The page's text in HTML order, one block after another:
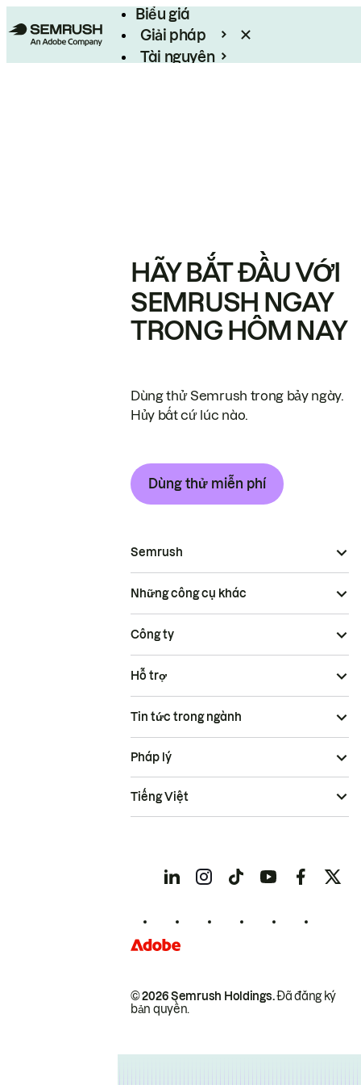
Biểu giá
Giải pháp
Tài nguyên
HÃY BẮT ĐẦU VỚI
SEMRUSH NGAY
TRONG HÔM NAY
Dùng thử Semrush trong bảy ngày.
Hủy bất cứ lúc nào.
Dùng thử miễn phí
Semrush
Những công cụ khác
Công ty
Hỗ trợ
Tin tức trong ngành
© 2026 Semrush Holdings.Đã đăng ký
bản quyền.
Pháp lý
Tiếng Việt